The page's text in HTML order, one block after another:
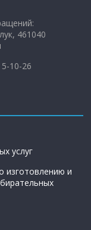
461040
10-26
услуг
изготовлению и